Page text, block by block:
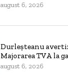
august 6, 2026
Durleșteanu
Majorarea TVA la
august 6, 2026